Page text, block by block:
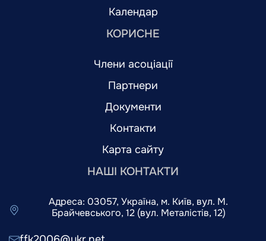
Календар
КОРИСНЕ
Члени асоціації
Партнери
Документи
Контакти
Карта сайту
НАШІ КОНТАКТИ
Адреса: 03057, Україна, м. Київ, вул. М.
Брайчевського, 12 (вул. Металістів, 12)